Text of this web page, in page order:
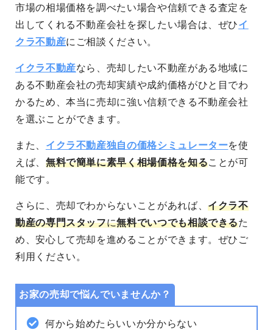
市場の相場価格を調べたい場合や信頼できる査定を
出してくれる不動産会社を探したい場合は、ぜひイ
クラ不動産にご相談ください。
イクラ不動産なら、売却したい不動産がある地域に
ある不動産会社の売却実績や成約価格がひと目でわ
かるため、本当に売却に強い信頼できる不動産会社
を選ぶことができます。
また、 イクラ不動産独自の価格シミュレーターを使
えば、 無料で簡単に素早く相場価格を知ることが可
能です。
さらに、売却でわからないことがあれば、イクラ不
動産の専門スタッフに無料でいつでも相談できるた
め、安心して売却を進めることができます。 ぜひご
利用ください。
お家の売却で悩んでいませんか？
何から始めたらいいか分からない